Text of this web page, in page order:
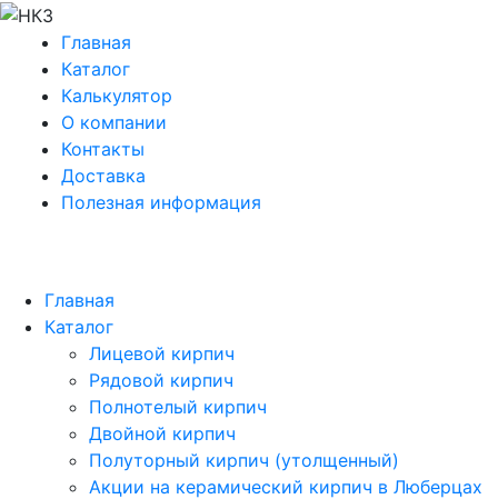
Главная
Каталог
Калькулятор
О компании
Контакты
Доставка
Полезная информация
Главная
Каталог
Лицевой кирпич
Рядовой кирпич
Полнотелый кирпич
Двойной кирпич
Полуторный кирпич (утолщенный)
Акции на керамический кирпич в Люберцах